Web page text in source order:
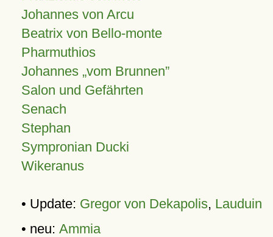
Johannes von Arcu
Beatrix von Bello-monte
Pharmuthios
Johannes vom Brunnen
Salon und Gefährten
Senach
Stephan
Sympronian Ducki
Wikeranus
• Update: Gregor von Dekapolis, Lauduin
• neu: Ammia